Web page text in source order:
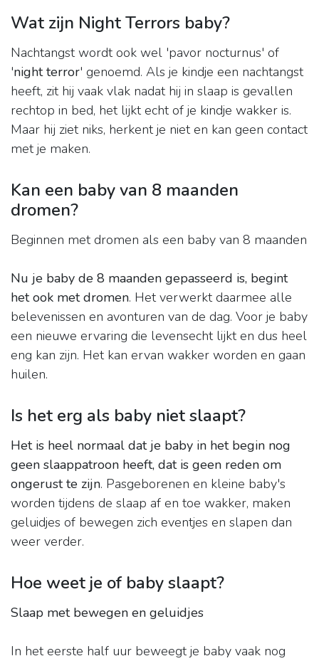
Wat zijn Night Terrors baby?
Nachtangst wordt ook wel 'pavor nocturnus' of
'night terror' genoemd. Als je kindje een nachtangst
heeft, zit hij vaak vlak nadat hij in slaap is gevallen
rechtop in bed, het lijkt echt of je kindje wakker is.
Maar hij ziet niks, herkent je niet en kan geen contact
met je maken.
Kan een baby van 8 maanden
dromen?
Beginnen met dromen als een baby van 8 maanden
Nu je baby de 8 maanden gepasseerd is, begint
het ook met dromen. Het verwerkt daarmee alle
belevenissen en avonturen van de dag. Voor je baby
een nieuwe ervaring die levensecht lijkt en dus heel
eng kan zijn. Het kan ervan wakker worden en gaan
huilen.
Is het erg als baby niet slaapt?
Het is heel normaal dat je baby in het begin nog
geen slaappatroon heeft, dat is geen reden om
ongerust te zijn. Pasgeborenen en kleine baby's
worden tijdens de slaap af en toe wakker, maken
geluidjes of bewegen zich eventjes en slapen dan
weer verder.
Hoe weet je of baby slaapt?
Slaap met bewegen en geluidjes
In het eerste half uur beweegt je baby vaak nog